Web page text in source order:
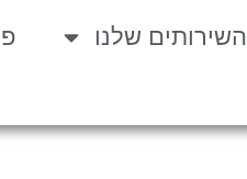
השירותים שלנו